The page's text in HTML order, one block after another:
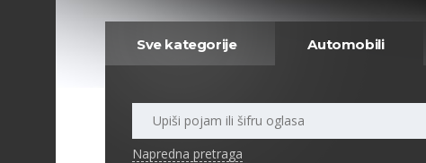
Sve kategorije Automobili
Napredna pretraga